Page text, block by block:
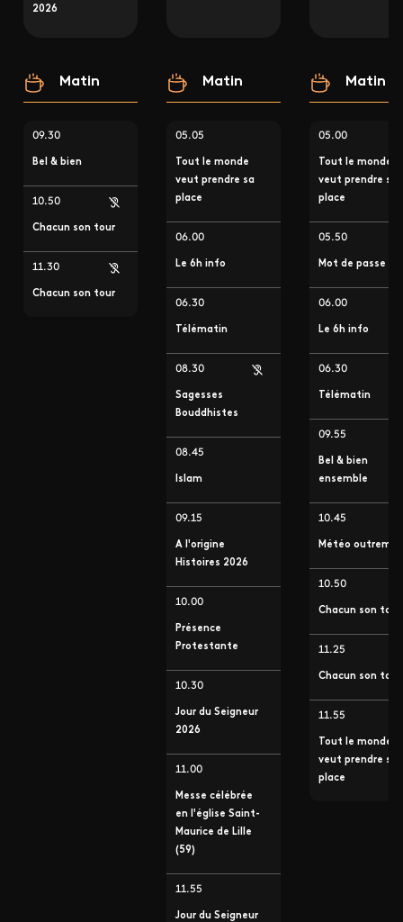
2026
Matin
09.30
Bel & bien
10.50
Chacun son tour
11.30
Chacun son tour
Matin
05.05
Tout le monde
veut prendre sa
place
06.00
Le 6h info
06.30
Télématin
08.30
Sagesses
Bouddhistes
08.45
Islam
09.15
A l'origine
Histoires 2026
10.00
Présence
Protestante
10.30
Jour du Seigneur
2026
11.00
Messe célébrée
en l'église Saint-
Maurice de Lille
(59)
11.55
Jour du Seigneur
Matin
05.00
Tout le monde
veut prendre sa
place
05.50
Mot de passe
06.00
Le 6h info
06.30
Télématin
09.55
Bel & bien
ensemble
10.45
Météo outremer
10.50
Chacun son tour
11.25
Chacun son tour
11.55
Tout le monde
veut prendre sa
place